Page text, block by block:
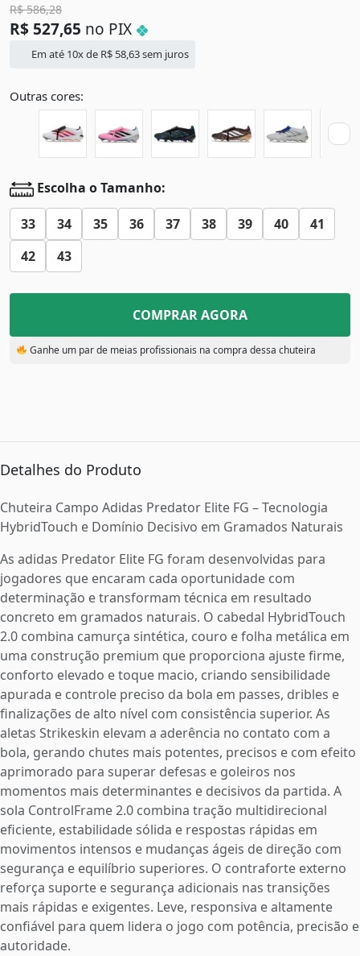
R$586,28
R$ 527,65 no PIX
Em até 10x de R$ 58,63sem juros
Outras cores:
Escolha o Tamanho:
33 34 35 36 37 38 39 40
41
42
43
COMPRAR AGORA
Ganhe um par de meias profissionais na compra dessa chuteira
Detalhes do Produto
Chuteira Campo Adidas Predator Elite FG – Tecnologia
HybridTouch e Domínio Decisivo em Gramados Naturais
As adidas Predator Elite FG foram desenvolvidas para
jogadores que encaram cada oportunidade com
determinação e transformam técnica em resultado
concreto em gramados naturais. O cabedal HybridTouch
2.0 combina camurça sintética, couro e folha metálica em
uma construção premium que proporciona ajuste firme,
conforto elevado e toque macio, criando sensibilidade
apurada e controle preciso da bola em passes, dribles e
finalizações de alto nível com consistência superior. As
aletas Strikeskin elevam a aderência no contato com a
bola, gerando chutes mais potentes, precisos e com efeito
aprimorado para superar defesas e goleiros nos
momentos mais determinantes e decisivos da partida. A
sola ControlFrame 2.0 combina tração multidirecional
eficiente, estabilidade sólida e respostas rápidas em
movimentos intensos e mudanças ágeis de direção com
segurança e equilíbrio superiores. O contraforte externo
reforça suporte e segurança adicionais nas transições
mais rápidas e exigentes. Leve, responsiva e altamente
confiável para quem lidera o jogo com potência, precisão e
autoridade.